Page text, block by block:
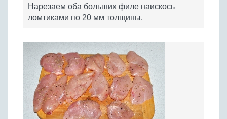
Нарезаем оба больших филе наискось
ломтиками по 20 мм толщины.